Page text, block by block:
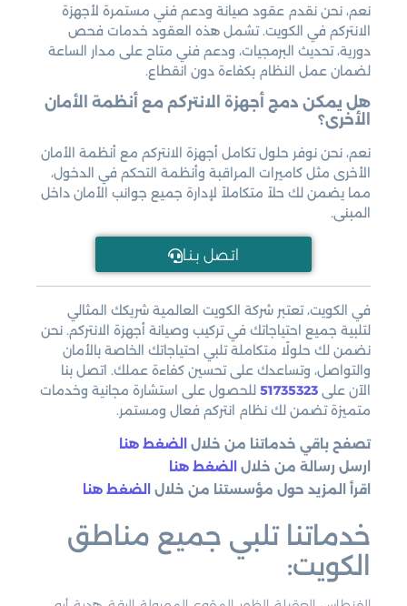
نعم، نحن نقدم عقود صيانة ودعم فني مستمرة لأجهزة
الانتركم في الكويت. تشمل هذه العقود خدمات فحص
دورية، تحديث البرمجيات، ودعم فني متاح على مدار الساعة
لضمان عمل النظام بكفاءة دون انقطاع.
هل يمكن دمج أجهزة الانتركم مع أنظمة الأمان
الأخرى؟
نعم، نحن نوفر حلول تكامل أجهزة الانتركم مع أنظمة الأمان
الأخرى مثل كاميرات المراقبة وأنظمة التحكم في الدخول،
مما يضمن لك حلاً متكاملاً لإدارة جميع جوانب الأمان داخل
المبنى.
اتـصل بـنـا
في الكويت، تعتبر شركة الكويت العالمية شريكك المثالي
لتلبية جميع احتياجاتك في تركيب وصيانة أجهزة الانتركم. نحن
نضمن لك حلولًا متكاملة تلبي احتياجاتك الخاصة بالأمان
والتواصل، وتساعدك على تحسين كفاءة عملك. اتصل بنا
الآن على 51735323 للحصول على استشارة مجانية وخدمات
متميزة تضمن لك نظام انتركم فعال ومستمر.
تصفح باقي خدماتنا من خلال الضغط هنا
ارسل رسالة من خلال
الضغط هنا
اقرأ المزيد حول مؤسستنا من خلال
الضغط هنا
خدماتنا تلبي جميع مناطق
الكويت: